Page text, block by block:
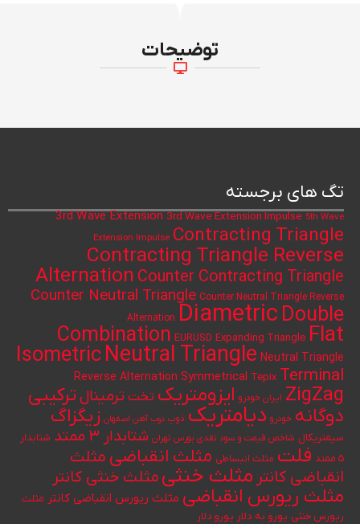
توضیحات
تگ های برجسته
3rd Wave Extension 3rd Wave Extension Impulse 5th Wave
Extension Impulse Contracting Triangle
Contracting Triangle Reverse
Alternation Counter Contracting Triangle
Counter Neutral Triangle Counter Neutral Triangle Reverse
Alternation Diametric Double
Combination EURUSD Expanding Triangle Flat
IsometricNeutral Triangle Neutral Triangle
Reverse Alternation Symmetrical Tepix Terminal
ZigZag ایران خودرو ایزومتریک تختترمینال ترکیبی
دوگانه خودرو دیامتریک ذوب ذوب آهن اصفهان زیگزاگ
سیمتریکال شاخص قیمت و سود نقدی بورس تهران شتابدار ۳ ممتد
شتابدار
۵ ممتد
فلت مثلث انبساطی مثلث انقباضی مثلث
انقباضی کانتر مثلث خنثی مثلث خنثی کانتر
مثلث ریورس انقباضی مثلث ریورس انقباضی کانتر مثلث
ریورس خنثی یورو به دلار یورو دلار